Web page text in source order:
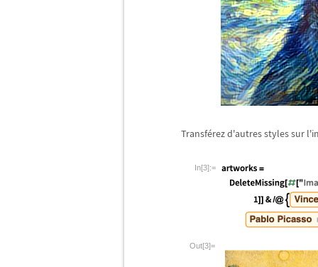
Transférez d'autres styles sur
In[3]:=
Out[3]=